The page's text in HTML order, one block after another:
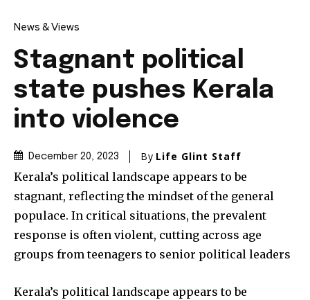
News & Views
Stagnant political
state pushes Kerala
into violence
December 20, 2023 By Life Glint Staff
Kerala’s political landscape appears to be
stagnant, reflecting the mindset of the general
populace. In critical situations, the prevalent
response is often violent, cutting across age
groups from teenagers to senior political leaders
Kerala’s political landscape appears to be